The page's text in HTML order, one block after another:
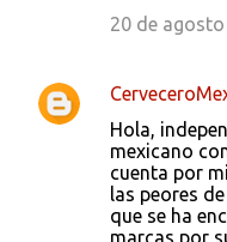
20 de agosto
Hola,
mexicano
cuenta por
las peores
que se ha
marcas por